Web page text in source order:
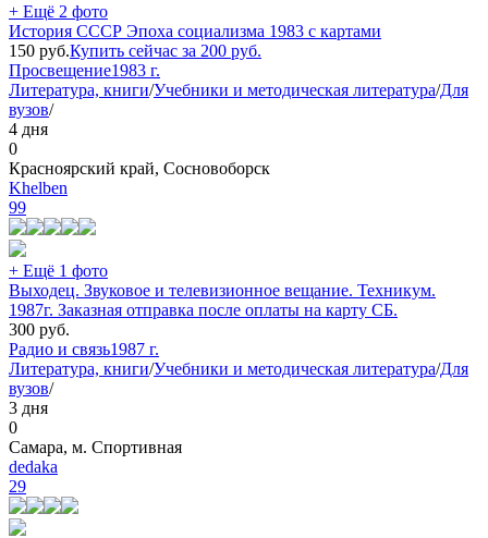
+ Ещё 2 фото
История СССР Эпоха социализма 1983 с картами
150 руб.Купить сейчас за 200 руб.
Просвещение1983 г.
Литература, книги/Учебники и методическая литература/Для
вузов/
4 дня
0
Красноярский край, Сосновоборск
Khelben
99
+ Ещё 1 фото
Выходец. Звуковое и телевизионное вещание. Техникум.
1987г. Заказная отправка после оплаты на карту СБ.
300 руб.
Радио и связь1987 г.
Литература, книги/Учебники и методическая литература/Для
вузов/
3 дня
0
Самара, м. Спортивная
dedaka
29